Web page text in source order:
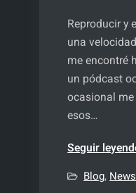
Reproducir y
una
me encontré
un pódcast
ocasional
esos…
Seguir
Blog,